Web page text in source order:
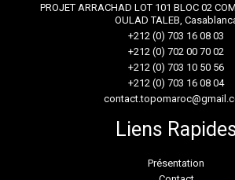
PROJET ARRACHAD LOT 101 BLOC 02
OULAD TALEB,
+212 (0) 703 16 08 03
+212 (0) 702 00 70 02
+212 (0) 703 10 50 56
+212 (0) 703 16 08 04
Liens
Présentation